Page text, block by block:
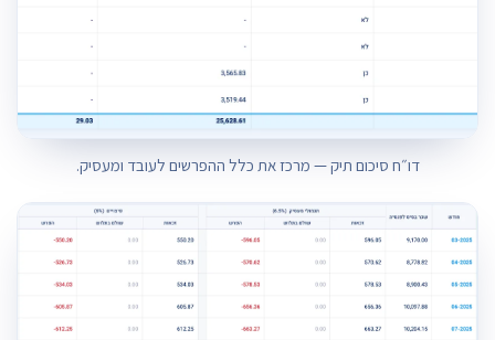
דו״ח סיכום תיק — מרכז את כלל ההפרשים לעובד ומעסיק.